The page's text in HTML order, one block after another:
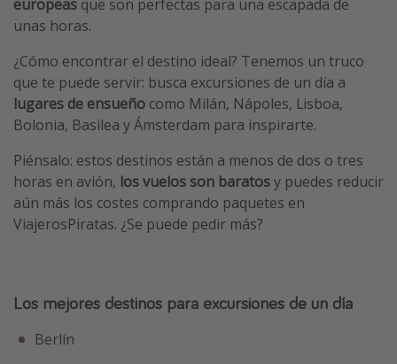
europeas que son perfectas para una escapada de
unas horas.
¿Cómo encontrar el destino ideal? Tenemos un truco
que te puede servir: busca excursiones de un día a
lugares de ensueño como Milán, Nápoles, Lisboa,
Bolonia, Basilea y Ámsterdam para inspirarte.
Piénsalo: estos destinos están a menos de dos o tres
horas en avión, los vuelos son baratosy puedes reducir
aún más los costes comprando paquetes en
ViajerosPiratas. ¿Se puede pedir más?
Los mejores destinos para excursiones de un día
Berlín